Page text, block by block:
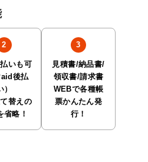
いも可
後払
）
替えの
省略！
見積書/納品書/
領収書/請求書
WEBで各種帳
票かんたん発
行！